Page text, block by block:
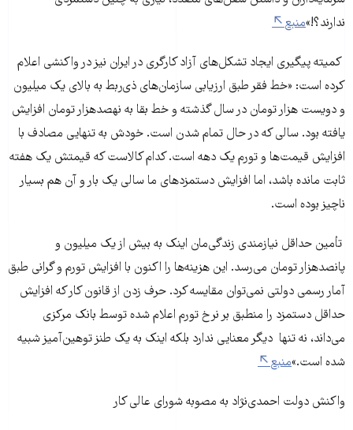
ندارند؟!»منبع
کمیته پیگیری ایجاد تشکل‌های آزاد کارگری در ایران نیز در واکنشی اعلام
کرده است: «خط فقر طبق ارزیابی سازمان‌های ذی‌ربط به بالای یک میلیون
و دویست هزار تومان در سال گذشته و خط بقا به نهصدهزار تومان افزایش
یافته بود. سالی که در حال تمام شدن است. خودش به تنهایی مصادف با
افزایش قیمت‌ها و تورم یک دهه است. کدام کالاست که قیمتش یک هفته
ثابت مانده باشد، اما افزایش دستمزدهای ما سالی یک بار و آن هم بسیار
ناچیز بوده است.
تأمین حداقل نیازمندی زندگی‌مان اینک به بیش از یک میلیون و
پانصدهزار تومان می‌رسد. این هزینه‌ها را اکنون با افزایش تورم و گرانی طبق
آمار رسمی دولتی نمی‌توان مقایسه کرد. حرف زدن از قانون کار که افزایش
حداقل دستمزد را منطبق بر نرخ تورم اعلام شده توسط بانک مرکزی
می‌داند، نه تنها دیگر معنایی ندارد بلکه اینک به یک طنز توهین‌آمیز شبیه
شده است.»منبع
واکنش دولت احمدی‌نژاد به مصوبه شورای عالی کار